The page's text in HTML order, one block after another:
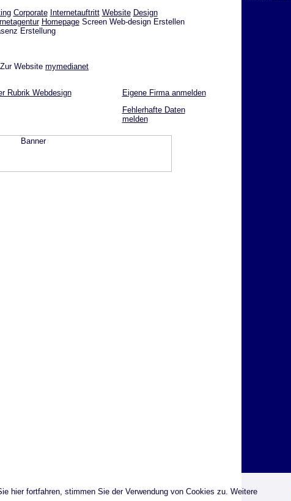
hier fortfahren, stimmen Sie der Verwendung von Cookies zu. Weitere
Corporate Internetauftritt Website Design
HomepageScreen Web-design Erstellen
Erstellung
Zur Website mymedianet
Rubrik Webdesign
Eigene Firma anmelden
Fehlerhafte Daten
melden